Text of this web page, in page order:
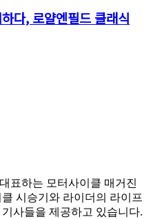
다, 로얄엔필드 클래식
표하는 모터사이클 매거진
시승기와 라이더의 라이프
사들을 제공하고 있습니다.